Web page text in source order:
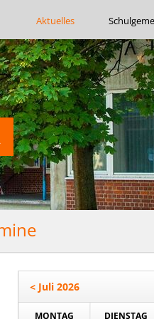
überspringen
Aktuelles
< Juli 2026
MONTAG DIENSTAG